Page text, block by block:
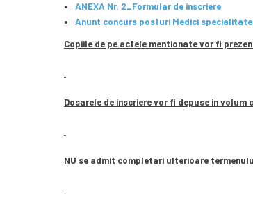
ANEXA Nr. 2_Formular de inscriere
Anunt concurs posturi Medici
Copiile de pe actele mentionate vor fi
Dosarele de inscriere vor fi depuse in
NU se admit completari ulterioare